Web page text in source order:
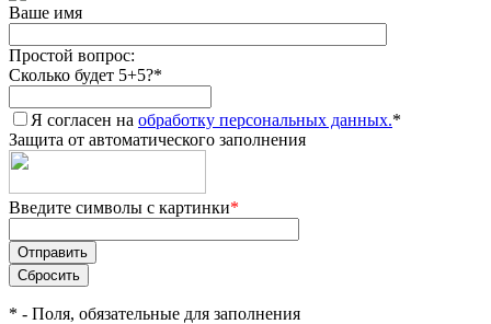
Ваше имя
Простой вопрос:
Сколько будет 5+5?*
Я согласен на обработку персональных данных.*
Защита от автоматического заполнения
Введите символы с картинки*
* - Поля, обязательные для заполнения